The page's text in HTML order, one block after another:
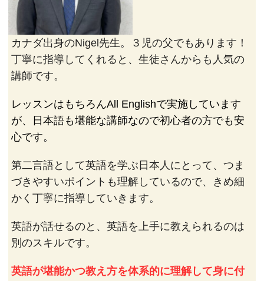
カナダ出身のNigel先生。３児の父でもあります！
丁寧に指導してくれると、生徒さんからも人気の
講師です。
レッスンはもちろんAll Englishで実施しています
が、日本語も堪能な講師なので初心者の方でも安
心です。
第二言語として英語を学ぶ日本人にとって、つま
づきやすいポイントも理解しているので、きめ細
かく丁寧に指導していきます。
英語が話せるのと、英語を上手に教えられるのは
別のスキルです。
英語が堪能かつ教え方を体系的に理解して身に付